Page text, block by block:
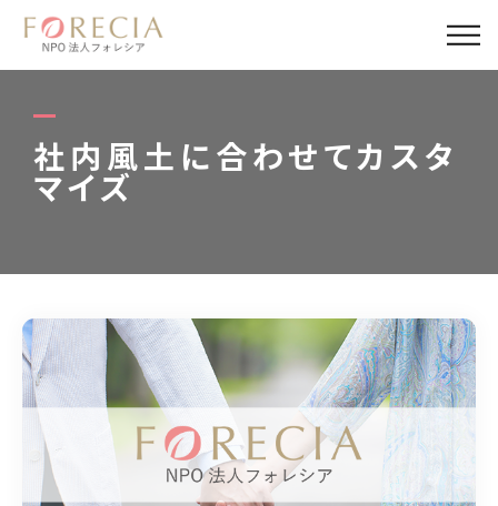
社内風土に合わせてカスタ
マイズ
私たちについて
事業内容
活動報告
パートナー
寄付・応援